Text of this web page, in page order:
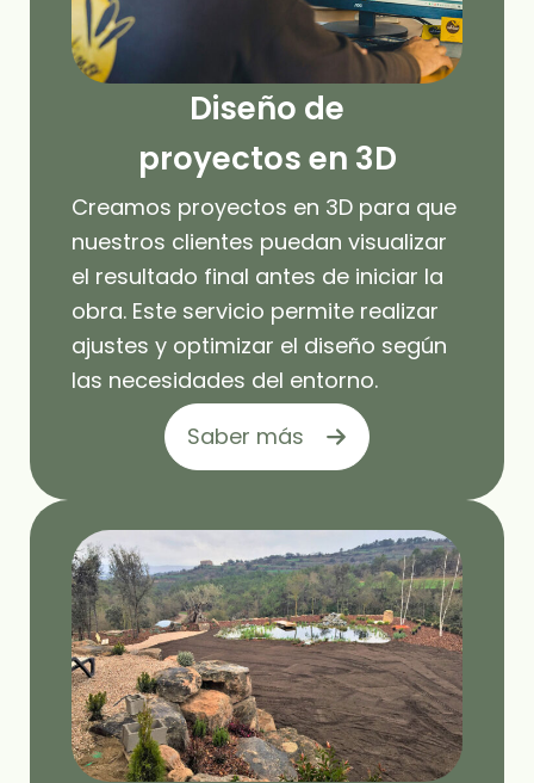
Diseño de
proyectos en 3D
Creamos proyectos en 3D para que
nuestros clientes puedan visualizar
el resultado final antes de iniciar la
obra. Este servicio permite realizar
ajustes y optimizar el diseño según
las necesidades del entorno.
Saber más